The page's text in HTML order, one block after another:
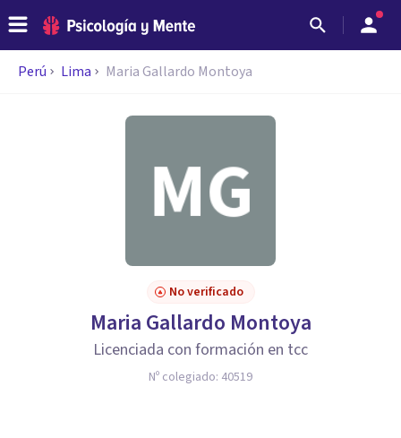
Perú Lima Maria Gallardo Montoya
No verificado
Maria Gallardo Montoya
Licenciada con formación en tcc
Nº colegiado: 40519